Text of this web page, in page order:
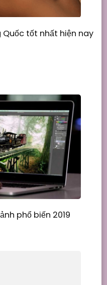
tốt nhất hiện nay
phổ biến 2019